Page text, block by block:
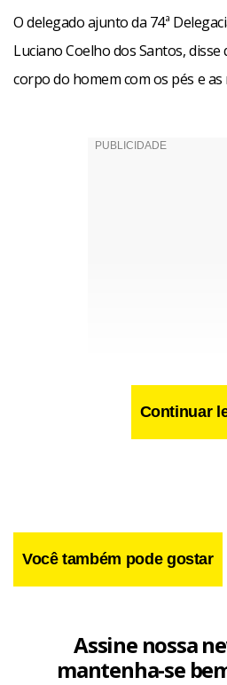
O delegado ajunto da 74ª
Luciano Coelho dos Santos,
corpo do homem com os pés e
Continuar
Você também pode gostar
Assine nossa
mantenha-se